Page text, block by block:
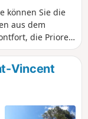
können Sie die
aus dem
die Priorei
Risle. Entlang
an der
mit einer langen
der für 11
Baum” erhalten
Vincent